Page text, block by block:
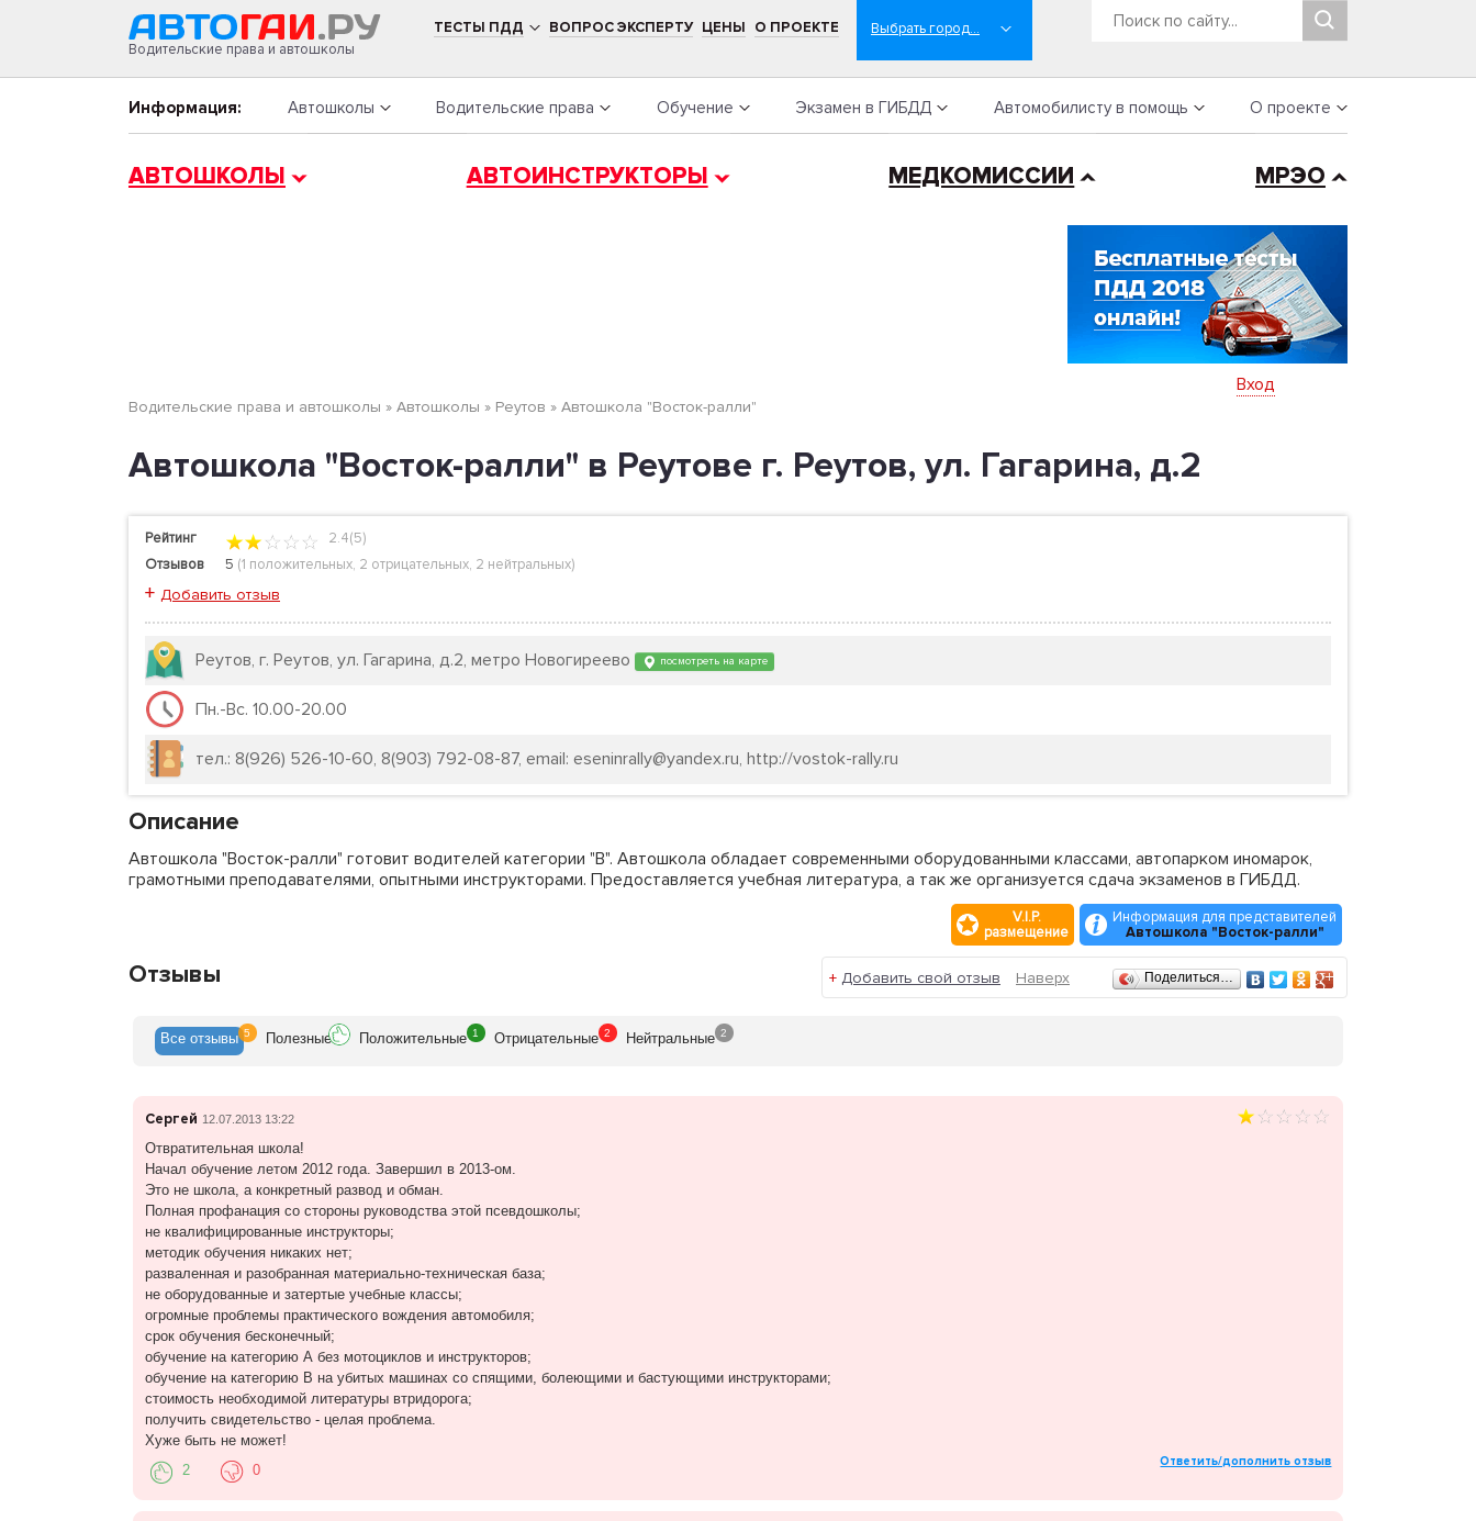
Водительские права и автошколы
ТЕСТЫ ПДД ВОПРОС ЭКСПЕРТУ ЦЕНЫ О ПРОЕКТЕ
Информация: Автошколы Водительские права Обучение Экзамен в ГИБДД Автомобилисту в помощь О проекте
АВТОШКОЛЫ АВТОИНСТРУКТОРЫ МЕДКОМИССИИ МРЭО
Водительские права и автошколы » Автошколы » Реутов » Автошкола "Восток-ралли"
Вход
Автошкола "Восток-ралли" в Реутове г. Реутов, ул. Гагарина, д.2
Рейтинг
2.4(5)
Отзывов
5 (1 положительных, 2 отрицательных, 2 нейтральных)
+ Добавить отзыв
Реутов, г. Реутов, ул. Гагарина, д.2, метро Новогиреево посмотреть на карте
Пн.-Вс. 10.00-20.00
тел.: 8(926) 526-10-60, 8(903) 792-08-87, email: eseninrally@yandex.ru, http://vostok-rally.ru
Описание
Автошкола "Восток-ралли" готовит водителей категории "В". Автошкола обладает современными оборудованными классами, автопарком иномарок,
грамотными преподавателями, опытными инструкторами. Предоставляется учебная литература, а так же организуется сдача экзаменов в ГИБДД.
V.I.P.
размещение
Информация для представителей
Автошкола "Восток-ралли"
Отзывы + Добавить свой отзыв Наверх Поделиться…
Все отзывы 5 Полезные Положительные 1 Отрицательные 2 Нейтральные 2
Сергей 12.07.2013 13:22
Отвратительная школа!
Начал обучение летом 2012 года. Завершил в 2013-ом.
Это не школа, а конкретный развод и обман.
Полная профанация со стороны руководства этой псевдошколы;
не квалифицированные инструкторы;
методик обучения никаких нет;
разваленная и разобранная материально-техническая база;
не оборудованные и затертые учебные классы;
огромные проблемы практического вождения автомобиля;
cрок обучения бесконечный;
oбучение на категорию А без мотоциклов и инструкторов;
обучение на категорию В на убитых машинах со спящими, болеющими и бастующими инструкторами;
стоимость необходимой литературы втридорога;
получить свидетельство - целая проблема.
Хуже быть не может!
Ответить/дополнить отзыв
2 0